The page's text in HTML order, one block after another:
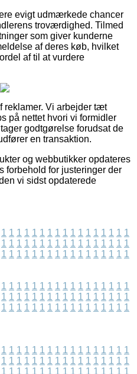
evigt udmærkede chancer
troværdighed. Tilmed
som giver kunderne
af deres køb, hvilket
af til at vurdere
reklamer. Vi arbejder tæt
på nettet hvori vi formidler
godtgørelse forudsat de
en transaktion.
og webbutikker opdateres
forbehold for justeringer der
vi sidst opdaterede
1 1 1 1 1 1 1 1 1 1 1 1 1 1 1 1 1
1 1 1 1 1 1 1 1 1 1 1 1 1 1 1 1 1
1 1 1 1 1 1 1 1 1 1 1 1 1 1 1 1 1
1 1 1 1 1 1 1 1 1 1 1 1 1 1 1 1 1
1 1 1 1 1 1 1 1 1 1 1 1 1 1 1 1 1
1 1 1 1 1 1 1 1 1 1 1 1 1 1 1 1 1
1 1 1 1 1 1 1 1 1 1 1 1 1 1 1 1 1
1 1 1 1 1 1 1 1 1 1 1 1 1 1 1 1 1
1 1 1 1 1 1 1 1 1 1 1 1 1 1 1 1 1